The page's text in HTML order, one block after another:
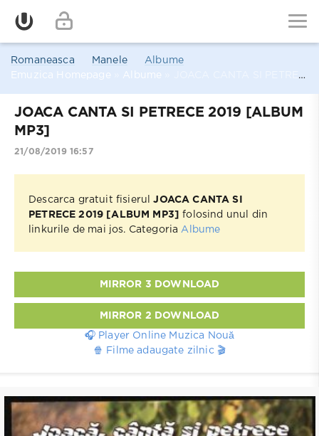
Romaneasca Manele
Albume
Emuzica Homepage
Albume
JOACA CANTA SI PETRECE 2019 [ALBUM
MP3]
21/08/2019 16:57
Descarca gratuit fisierulJOACA CANTA SI
PETRECE 2019 [ALBUM MP3] folosind unul din
linkurile de mai jos. Categoria Albume
MIRROR 3 DOWNLOAD
MIRROR 2 DOWNLOAD
🎧 Player Online Muzica Nouă
🍿 Filme adaugate zilnic 🎬